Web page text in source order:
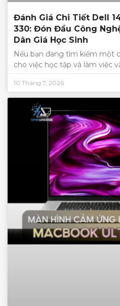
Đánh Giá Chi Tiết Dell
330: Đón Đầu Công
Dân Giá Học Sinh
Nếu bạn đang tìm kiếm một
cho việc học tập và làm việc
10 Tháng 7, 2026